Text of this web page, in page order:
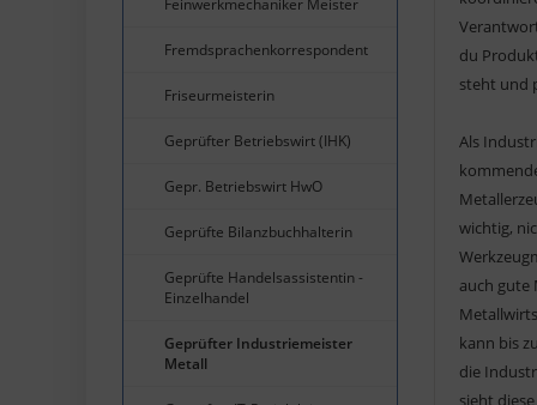
Feinwerkmechaniker Meister
Fremdsprachenkorrespondent
Friseurmeisterin
Geprüfter Betriebswirt (IHK)
Gepr. Betriebswirt HwO
Geprüfte Bilanzbuchhalterin
Geprüfte Handelsassistentin -
Einzelhandel
Geprüfter Industriemeister
Metall
du
steht und
Als
wichtig,
auch gute
kann bis
die